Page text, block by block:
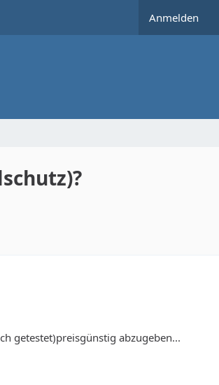
Anmelden
getestet)preisgünstig abzugeben...